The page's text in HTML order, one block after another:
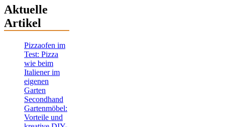
Aktuelle
Artikel
Pizzaofen im
Test: Pizza
wie beim
Italiener im
eigenen
Garten
Secondhand
Gartenmöbel:
Vorteile und